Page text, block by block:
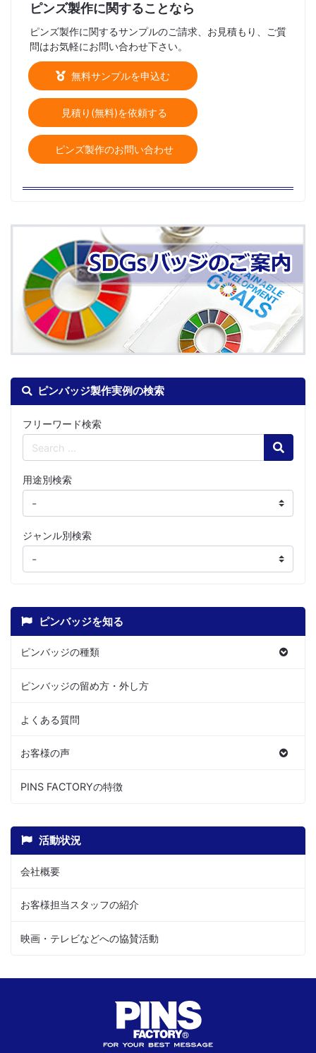
ピンバッジ製作実例の検索
フリーワード検索
Search
用途別検索
ジャンル別検索
ピンバッジを知る
ピンバッジの種類
ピンバッジの留め方・外し方
よくある質問
お客様の声
PINS FACTORYの特徴
活動状況
会社概要
お客様担当スタッフの紹介
映画・テレビなどへの協賛活動
ピンズ製作に関することなら
ピンズ製作に関するサンプルのご請求、お見積もり、ご質
問はお気軽にお問い合わせ下さい。
無料サンプルを申込む
見積り(無料)を依頼する
ピンズ製作のお問い合わせ